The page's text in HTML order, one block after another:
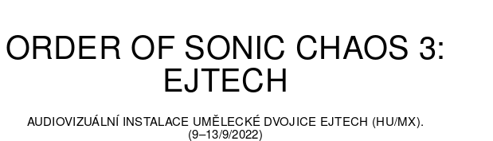
ORDER OF SONIC CHAOS 3:
EJTECH
AUDIOVIZUÁLNÍ INSTALACE UMĚLECKÉ DVOJICE EJTECH (HU/MX).
(9–13/9/2022)